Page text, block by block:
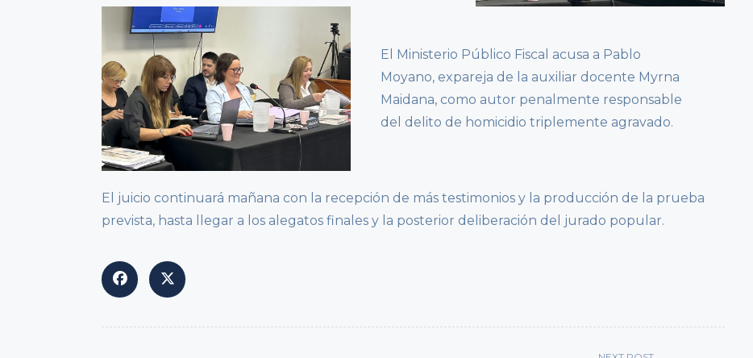
El Ministerio Público Fiscal acusa a Pablo
Moyano, expareja de la auxiliar docente Myrna
Maidana, como autor penalmente responsable
del delito de homicidio triplemente agravado.
El juicio continuará mañana con la recepción de más testimonios y la producción de la prueba
prevista, hasta llegar a los alegatos finales y la posterior deliberación del jurado popular.